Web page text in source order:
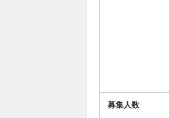
募集人数